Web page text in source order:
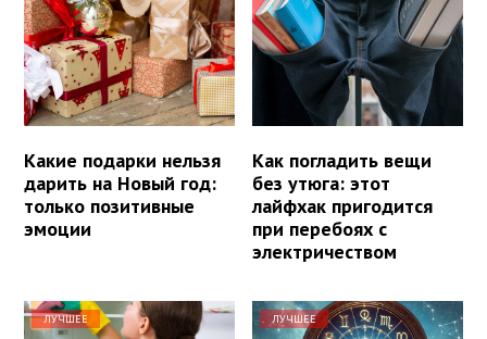
Какие подарки нельзя
дарить на Новый год:
только позитивные
эмоции
Как погладить вещи
без утюга: этот
лайфхак пригодится
при перебоях с
электричеством
ЛУЧШЕЕ ЛУЧШЕЕ